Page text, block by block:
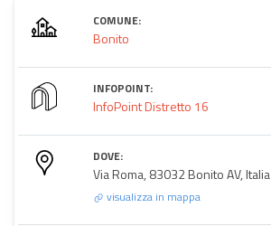
COMUNE:
Bonito
INFOPOINT:
InfoPoint Distretto 16
DOVE:
Via Roma, 83032 Bonito AV, Italia
visualizza in mappa